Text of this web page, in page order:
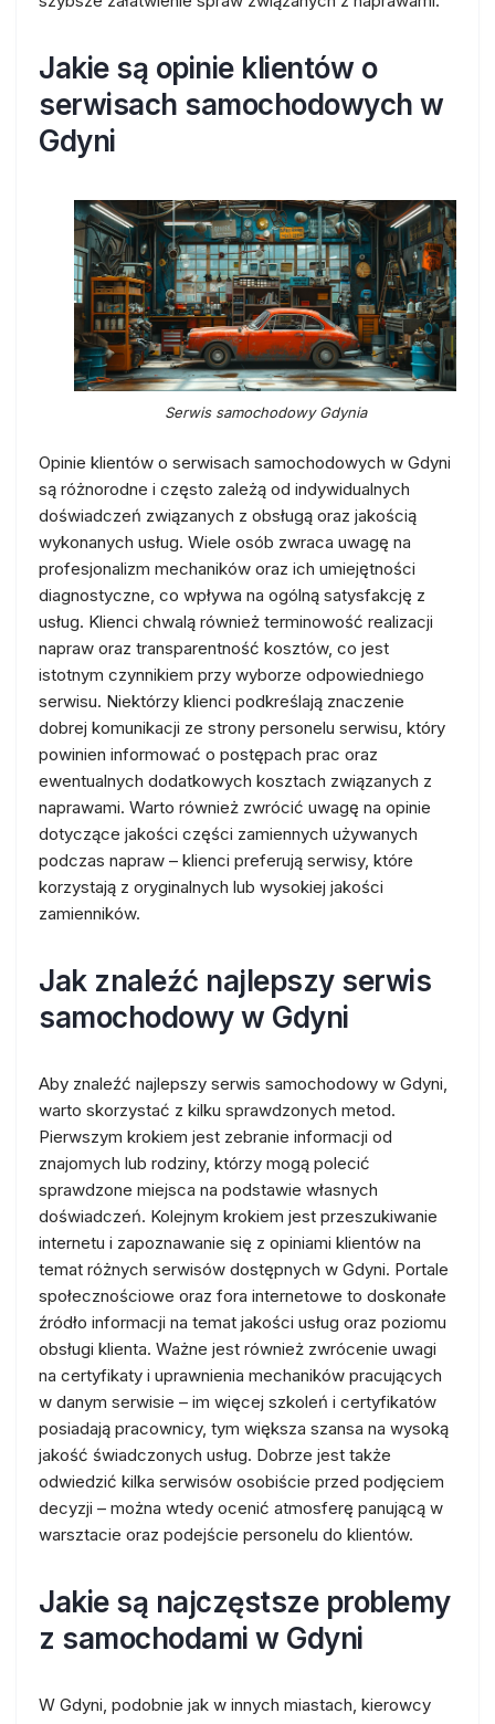
Jakie są opinie klientów o
serwisach samochodowych w
Gdyni
Serwis samochodowy Gdynia
Opinie klientów o serwisach samochodowych w Gdyni
są różnorodne i często zależą od indywidualnych
doświadczeń związanych z obsługą oraz jakością
wykonanych usług. Wiele osób zwraca uwagę na
profesjonalizm mechaników oraz ich umiejętności
diagnostyczne, co wpływa na ogólną satysfakcję z
usług. Klienci chwalą również terminowość realizacji
napraw oraz transparentność kosztów, co jest
istotnym czynnikiem przy wyborze odpowiedniego
serwisu. Niektórzy klienci podkreślają znaczenie
dobrej komunikacji ze strony personelu serwisu, który
powinien informować o postępach prac oraz
ewentualnych dodatkowych kosztach związanych z
naprawami. Warto również zwrócić uwagę na opinie
dotyczące jakości części zamiennych używanych
podczas napraw – klienci preferują serwisy, które
korzystają z oryginalnych lub wysokiej jakości
zamienników.
Jak znaleźć najlepszy serwis
samochodowy w Gdyni
Aby znaleźć najlepszy serwis samochodowy w Gdyni,
warto skorzystać z kilku sprawdzonych metod.
Pierwszym krokiem jest zebranie informacji od
znajomych lub rodziny, którzy mogą polecić
sprawdzone miejsca na podstawie własnych
doświadczeń. Kolejnym krokiem jest przeszukiwanie
internetu i zapoznawanie się z opiniami klientów na
temat różnych serwisów dostępnych w Gdyni. Portale
społecznościowe oraz fora internetowe to doskonałe
źródło informacji na temat jakości usług oraz poziomu
obsługi klienta. Ważne jest również zwrócenie uwagi
na certyfikaty i uprawnienia mechaników pracujących
w danym serwisie – im więcej szkoleń i certyfikatów
posiadają pracownicy, tym większa szansa na wysoką
jakość świadczonych usług. Dobrze jest także
odwiedzić kilka serwisów osobiście przed podjęciem
decyzji – można wtedy ocenić atmosferę panującą w
warsztacie oraz podejście personelu do klientów.
Jakie są najczęstsze problemy
z samochodami w Gdyni
W Gdyni, podobnie jak w innych miastach, kierowcy